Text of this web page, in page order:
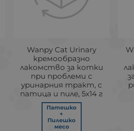
Wanpy Cat Urinary
кремообразно
лакомство за котки
при проблеми с
уринарния тракт, с
патица и пиле, 5х14 г
Патешко
+
Пилешко
месо